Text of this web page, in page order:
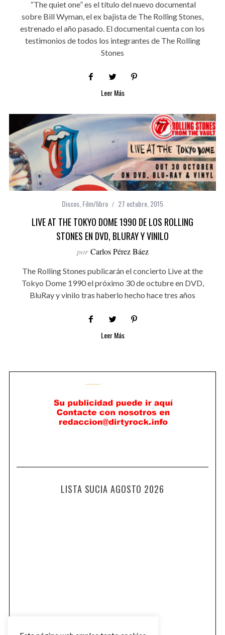
“The quiet one” es el título del nuevo documental
sobre Bill Wyman, el ex bajista de The Rolling Stones,
estrenado el año pasado. El documental cuenta con los
testimonios de todos los integrantes de The Rolling
Stones
Leer Más
Discos Film/libro 27 octubre, 2015
LIVE AT THE TOKYO DOME 1990 DE LOS ROLLING
STONES EN DVD, BLURAY Y VINILO
por Carlos Pérez Báez
The Rolling Stones publicarán el concierto Live at the
Tokyo Dome 1990 el próximo 30 de octubre en DVD,
BluRay y vinilo tras haberlo hecho hace tres años
Leer Más
LISTA SUCIA AGOSTO 2026